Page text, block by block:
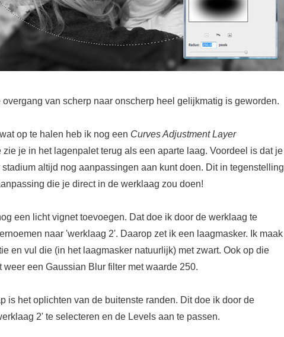
overgang van scherp naar onscherp heel gelijkmatig is geworden.
op te halen heb ik nog een Curves Adjustment Layer
zie je in het lagenpalet terug als een aparte laag. Voordeel is dat je
altijd nog aanpassingen aan kunt doen. Dit in tegenstelling
die je direct in de werklaag zou doen!
een licht vignet toevoegen. Dat doe ik door de werklaag te
naar 'werklaag 2'. Daarop zet ik een laagmasker. Ik maak
en vul die (in het laagmasker natuurlijk) met zwart. Ook op die
weer een Gaussian Blur filter met waarde 250.
is het oplichten van de buitenste randen. Dit doe ik door de
2' te selecteren en de Levels aan te passen.